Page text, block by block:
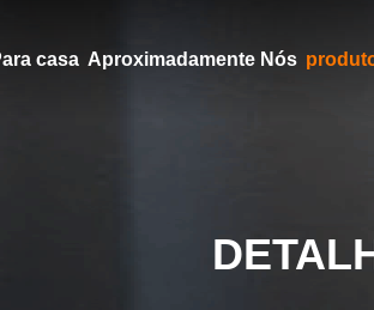
casa Aproximadamente Nós